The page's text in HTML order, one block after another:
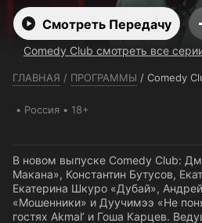
Смотреть Передачу
Comedy Club смотреть все
ГЛАВНАЯ / ПРОГРАММЫ / Comedy
Россия 18+
В новом выпуске Comedy Club:
Макана», Константин Бутусов,
Екатерина Шкуро «Дубай»,
«Мошенники» и Дуучимээ «Не
гостях Akmal’ и Гоша Карцев.